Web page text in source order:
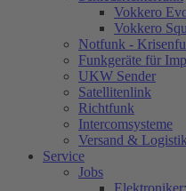
Vokkero
Vokkero
Notfunk -
Funkgeräte für
UKW Sender
Satellitenlink
Richtfunk
Intercomsysteme
Versand & Logistik
Service
Jobs